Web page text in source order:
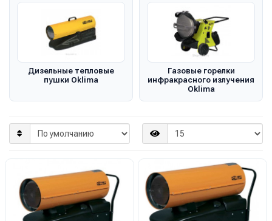
Дизельные тепловые
пушки Oklima
Газовые горелки
инфракрасного излучения
Oklima